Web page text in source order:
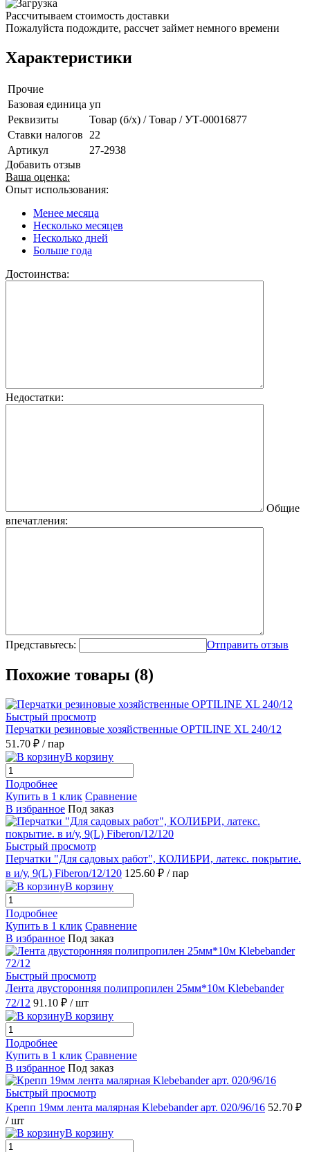
Рассчитываем стоимость доставки
Пожалуйста подождите, рассчет займет немного времени
Характеристики
Прочие
Базовая единица уп
Реквизиты
Товар (б/х) / Товар / УТ-00016877
Ставки налогов
22
Артикул
27-2938
Добавить отзыв
Ваша оценка:
Опыт использования:
Менее месяца
Несколько месяцев
Несколько дней
Больше года
Достоинства:
Недостатки:
Общие
впечатления:
Представьтесь: Отправить отзыв
Похожие товары (8)
Быстрый просмотр
Перчатки резиновые хозяйственные OPTILINE XL 240/12
51.70 ₽ / пар
В корзину
Подробнее
Купить в 1 клик Сравнение
В избранное Под заказ
Быстрый просмотр
Перчатки "Для садовых работ", КОЛИБРИ, латекс. покрытие.
в и/у, 9(L) Fiberon/12/120 125.60 ₽ / пар
В корзину
Подробнее
Купить в 1 клик Сравнение
В избранное Под заказ
Быстрый просмотр
Лента двусторонняя полипропилен 25мм*10м Klebebander
72/12 91.10 ₽ / шт
В корзину
Подробнее
Купить в 1 клик Сравнение
В избранное Под заказ
Быстрый просмотр
Крепп 19мм лента малярная Klebebander арт. 020/96/16 52.70 ₽
/ шт
В корзину